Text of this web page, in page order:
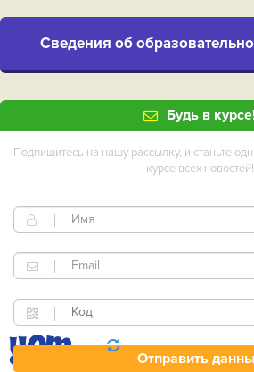
Cведения об
Будь в
Подпишитесь на нашу рассылку, и станьте
курсе всех новостей!